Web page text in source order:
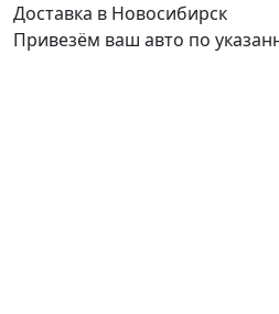
Доставка в Новосибирск
Привезём ваш авто по